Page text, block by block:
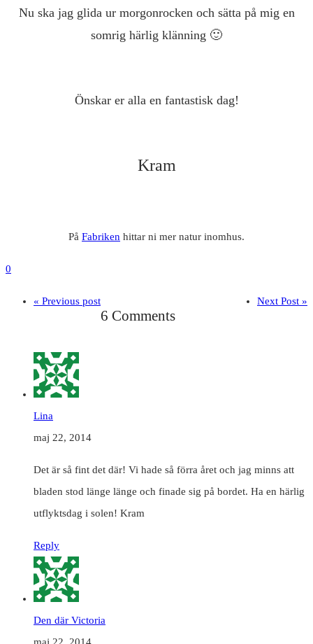
Nu ska jag glida ur morgonrocken och sätta på mig en
somrig härlig klänning 🙂
Önskar er alla en fantastisk dag!
Kram
På Fabriken hittar ni mer natur inomhus.
0
« Previous post Next Post »
6 Comments
Lina
maj 22, 2014
Det är så fint det där! Vi hade så förra året och jag minns att
bladen stod länge länge och finade sig på bordet. Ha en härlig
utflyktsdag i solen! Kram
Reply
Den där Victoria
maj 22, 2014